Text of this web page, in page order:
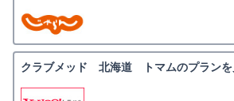
クラブメッド 北海道 トマムのプランを